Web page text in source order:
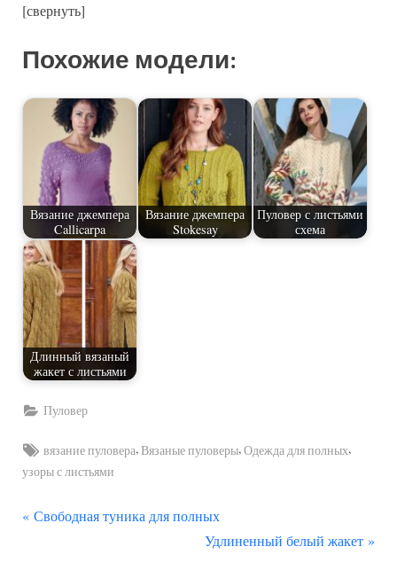
[свернуть]
Похожие модели:
Вязание джемпера
Callicarpa
Вязание джемпера
Stokesay
Пуловер с листьями
схема
Длинный вязаный
жакет с листьями
Пуловер
Tags:
вязание пуловера,Вязаные пуловеры,Одежда для полных,
узоры с листьями
Навигация
П
Свободная туника для полных
С
Удлиненный белый жакет